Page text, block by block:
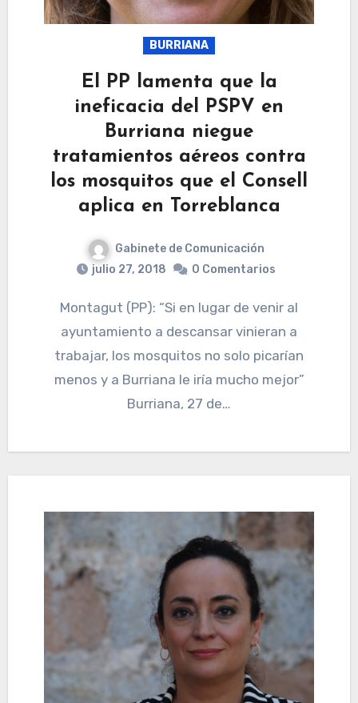
BURRIANA
El PP lamenta que la
ineficacia del PSPV en
Burriana niegue
tratamientos aéreos contra
los mosquitos que el Consell
aplica en Torreblanca
Gabinete de Comunicación
julio 27, 2018
0 Comentarios
Montagut (PP): “Si en lugar de venir al
ayuntamiento a descansar vinieran a
trabajar, los mosquitos no solo picarían
menos y a Burriana le iría mucho mejor”
Burriana, 27 de…